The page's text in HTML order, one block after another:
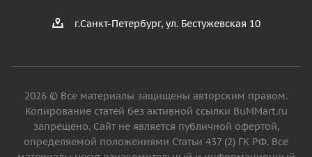
г.Санкт-Петербург, ул. Бестужевская 10
2026 © Все материалы защищены авторским правом.
Копирование статей без активной ссылки BuMMart.ru
запрещено. Сайт не является публичной офертой,
определяемой положениями Статьи 437 (2) ГК РФ. Все